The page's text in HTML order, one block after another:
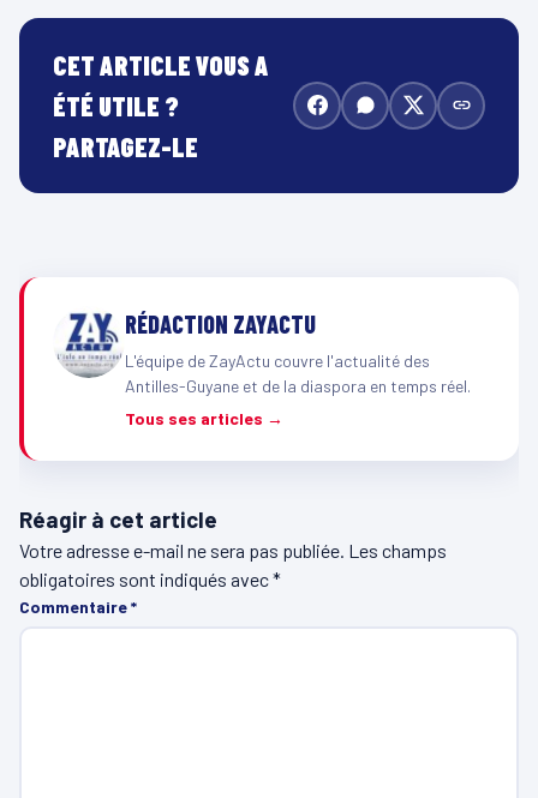
CET ARTICLE VOUS A
ÉTÉ UTILE ?
PARTAGEZ-LE
RÉDACTION ZAYACTU
L'équipe de ZayActu couvre l'actualité des
Antilles-Guyane et de la diaspora en temps réel.
Tous ses articles →
Réagir à cet article
Votre adresse e-mail ne sera pas publiée. Les champs
obligatoires sont indiqués avec*
Commentaire*